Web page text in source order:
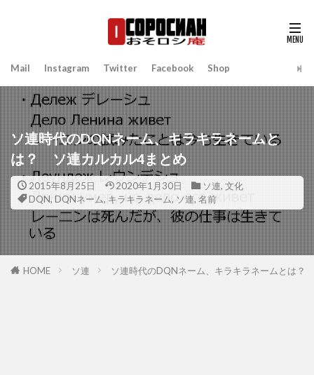
Mail Instagram Twitter Facebook Shop
ソ連時代のDQNネーム、キラキラネームと
は？ ソ連カルカル4まとめ
2015年8月25日 2020年1月30日 ソ連, 文化
DQN, DQNネーム, キラキラネーム, ソ連, 名前
HOME ソ連 ソ連時代のDQNネーム、キラキラネームとは